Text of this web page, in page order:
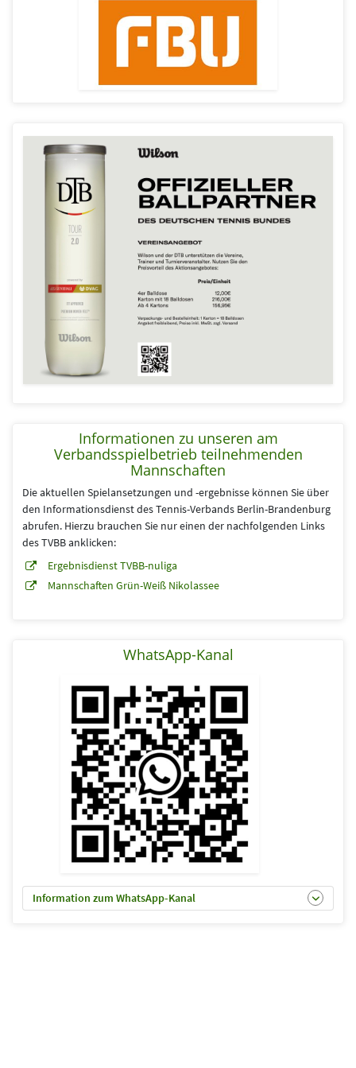
Informationen zu unseren am
Verbandsspielbetrieb teilnehmenden
Mannschaften
Die aktuellen Spielansetzungen und -ergebnisse können Sie über
den Informationsdienst des Tennis-Verbands Berlin-Brandenburg
abrufen. Hierzu brauchen Sie nur einen der nachfolgenden Links
des TVBB anklicken:
Ergebnisdienst TVBB-nuliga
Mannschaften Grün-Weiß Nikolassee
WhatsApp-Kanal
Information zum WhatsApp-Kanal